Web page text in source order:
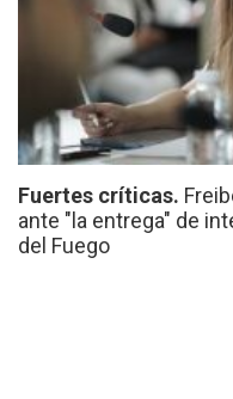
Fuertes críticas.
ante "la entrega" de
del Fuego